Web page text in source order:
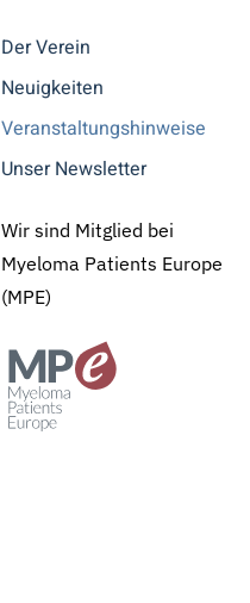
Der Verein
Neuigkeiten
Veranstaltungshinweise
Unser Newsletter
Wir sind Mitglied bei
Myeloma Patients Europe
(MPE)